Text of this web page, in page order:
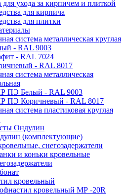
для ухода за кирпичем и плиткой
для кирпича
для плитки
система металлическая круглая
- RAL 9003
- RAL 7024
- RAL 8017
система металлическая
ПЭ Белый - RAL 9003
ПЭ Коричневый - RAL 8017
система пластиковая круглая
Ондулин
(комплектующие)
снегозадержатели
и коньки кровельные
кровельный
кровельный МР -20R